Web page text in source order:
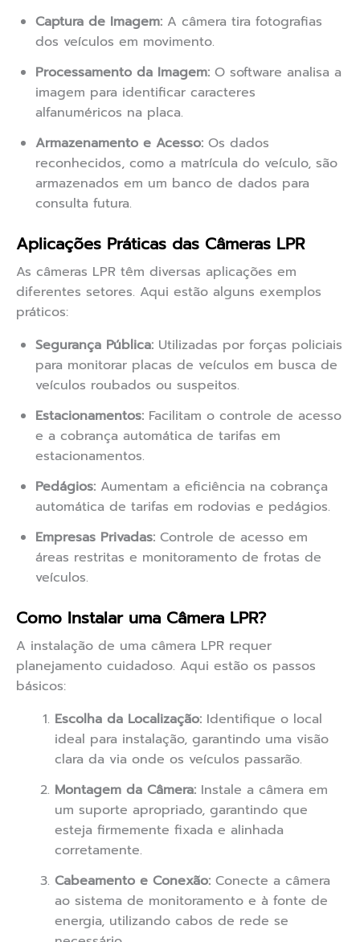
Captura de Imagem: A câmera tira fotografias
dos veículos em movimento.
Processamento da Imagem: O software analisa a
imagem para identificar caracteres
alfanuméricos na placa.
Armazenamento e Acesso: Os dados
reconhecidos, como a matrícula do veículo, são
armazenados em um banco de dados para
consulta futura.
Aplicações Práticas das Câmeras LPR
As câmeras LPR têm diversas aplicações em
diferentes setores. Aqui estão alguns exemplos
práticos:
Segurança Pública: Utilizadas por forças policiais
para monitorar placas de veículos em busca de
veículos roubados ou suspeitos.
Estacionamentos: Facilitam o controle de acesso
e a cobrança automática de tarifas em
estacionamentos.
Pedágios: Aumentam a eficiência na cobrança
automática de tarifas em rodovias e pedágios.
Empresas Privadas: Controle de acesso em
áreas restritas e monitoramento de frotas de
veículos.
Como Instalar uma Câmera LPR?
A instalação de uma câmera LPR requer
planejamento cuidadoso. Aqui estão os passos
básicos:
Escolha da Localização: Identifique o local
ideal para instalação, garantindo uma visão
clara da via onde os veículos passarão.
Montagem da Câmera: Instale a câmera em
um suporte apropriado, garantindo que
esteja firmemente fixada e alinhada
corretamente.
Cabeamento e Conexão: Conecte a câmera
ao sistema de monitoramento e à fonte de
energia, utilizando cabos de rede se